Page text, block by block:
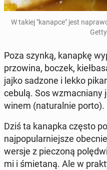
W takiej "kanapce" jest
Poza szynką, kanapkę
przo­wi­na, boczek,
jajko sadzone i lekko
cebulą. Sos wzmac­nia­ny
winem (na­tu­ral­nie porto).
Dziś ta kanapka często
naj­po­pu­lar­niej­sze
wersje z pie­czo­ną
mi i śmie­ta­ną. Ale w